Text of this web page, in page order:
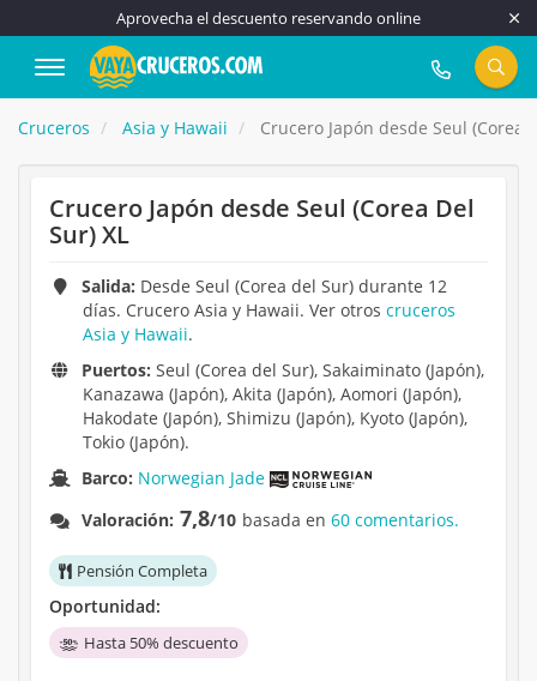
Aprovecha el descuento reservando online
917 815 555
Cruceros Asia y Hawaii Crucero Japón desde Seul (Corea
Crucero Japón desde Seul (Corea Del
Sur) XL
Salida: Desde Seul (Corea del Sur) durante 12
días. Crucero Asia y Hawaii. Ver otros cruceros
Asia y Hawaii.
Puertos: Seul (Corea del Sur), Sakaiminato (Japón),
Kanazawa (Japón), Akita (Japón), Aomori (Japón),
Hakodate (Japón), Shimizu (Japón), Kyoto (Japón),
Tokio (Japón).
Barco: Norwegian Jade
Valoración: 7,8/10 basada en60 comentarios.
Pensión Completa
Oportunidad:
Hasta 50% descuento